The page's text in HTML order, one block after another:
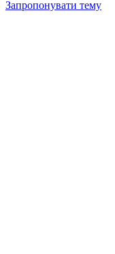
Запропонувати тему